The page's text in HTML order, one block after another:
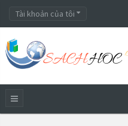
Tài khoản của tôi